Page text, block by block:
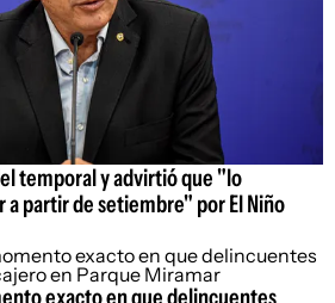
temporal y advirtió que "lo
a partir de setiembre" por El Niño
exacto en que delincuentes